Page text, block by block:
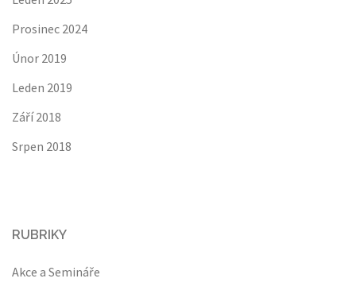
Prosinec 2024
Únor 2019
Leden 2019
Září 2018
Srpen 2018
RUBRIKY
Akce a Semináře